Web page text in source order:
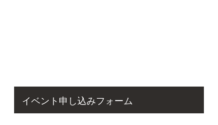
イベント申し込みフォーム